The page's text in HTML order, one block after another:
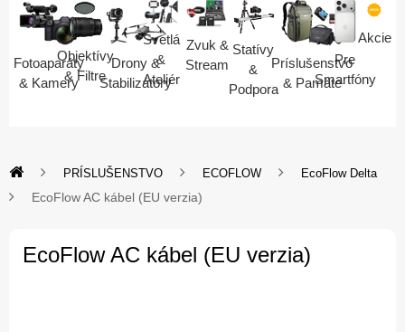
Fotoaparáty
& Kamery
Objektívy
& Filtre
Drony &
Stabilizátory
Svetlá
&
Ateliér
Zvuk &
Stream
Statívy
&
Podpora
Príslušenstvo
& Pamäte
Pre
Smartfóny
Akcie
PRÍSLUŠENSTVO ECOFLOW EcoFlow Delta
EcoFlow AC kábel (EU verzia)
EcoFlow AC kábel (EU verzia)